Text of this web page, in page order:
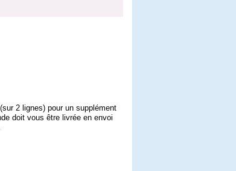
2 lignes) pour un supplément
doit vous être livrée en envoi